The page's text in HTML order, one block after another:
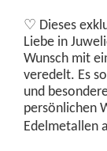
♡ Dieses
Liebe in
Wunsch mit
veredelt. Es
und
persönlichen
Edelmetallen